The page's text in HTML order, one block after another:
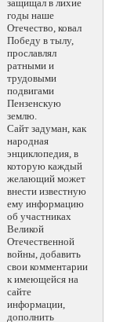
защищал в лихие
годы наше
Отечество, ковал
Победу в тылу,
прославлял
ратными и
трудовыми
подвигами
Пензенскую
землю.
Сайт задуман, как
народная
энциклопедия, в
которую каждый
желающий может
внести известную
ему информацию
об участниках
Великой
Отечественной
войны, добавить
свои комментарии
к имеющейся на
сайте
информации,
дополнить